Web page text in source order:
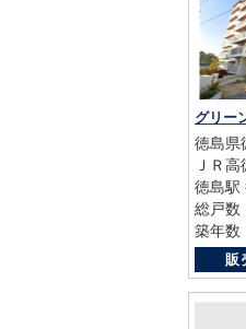
グリー
徳島県
ＪＲ高
徳島駅
総戸数
築年数
販